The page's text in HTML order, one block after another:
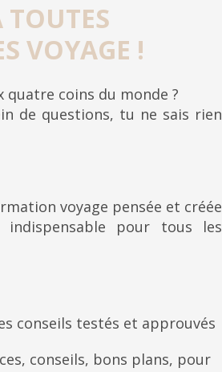
TOUTES
VOYAGE !
quatre coins du monde ?
de questions, tu ne sais rien
voyage pensée et créée
indispensable pour tous les
conseils testés et approuvés
conseils, bons plans, pour